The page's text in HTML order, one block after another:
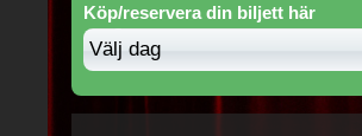
Köp/reservera din biljett här